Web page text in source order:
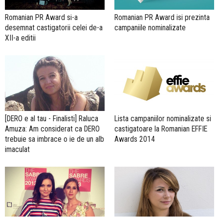
Romanian PR Award si-a
desemnat castigatorii celei de-a
XII-a editii
Romanian PR Award isi prezinta
campaniile nominalizate
[DERO e al tau - Finalisti] Raluca
Amuza: Am considerat ca DERO
trebuie sa imbrace o ie de un alb
imaculat
Lista campaniilor nominalizate si
castigatoare la Romanian EFFIE
Awards 2014